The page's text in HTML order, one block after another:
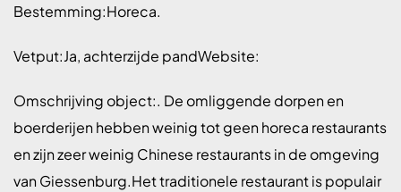
Bestemming:Horeca.
Vetput:Ja, achterzijde pandWebsite:
Omschrijving object:. De omliggende dorpen en
boerderijen hebben weinig tot geen horeca restaurants
en zijn zeer weinig Chinese restaurants in de omgeving
van Giessenburg.Het traditionele restaurant is populair